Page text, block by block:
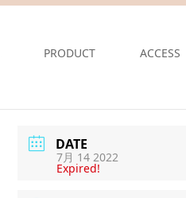
PRODUCT ACCESS
DATE
7月 14 2022
Expired!